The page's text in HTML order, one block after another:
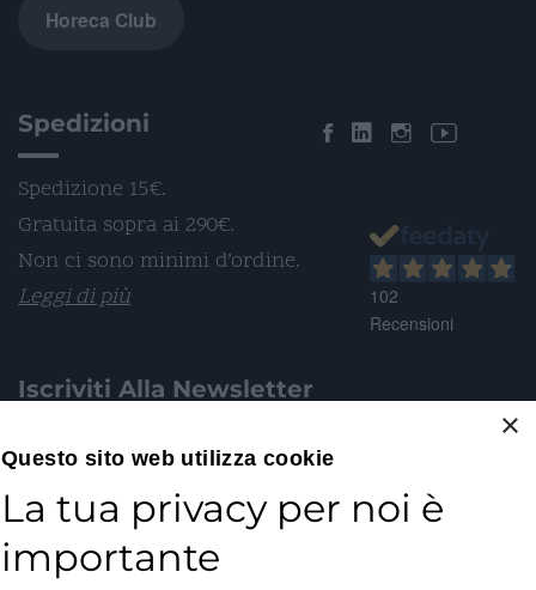
Horeca Club
Spedizioni
Spedizione 15€.
Gratuita sopra ai 290€.
Non ci sono minimi d’ordine.
Leggi di più
Iscriviti Alla Newsletter
Email*
102
Recensioni
×
Questo sito web utilizza cookie
La tua privacy per noi è
importante